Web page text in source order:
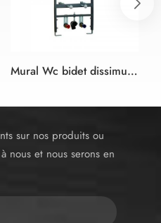
Mural Wc bidet dissimulé citerne cadre pour la salle de bains
sur nos produits ou
nous et nous serons en